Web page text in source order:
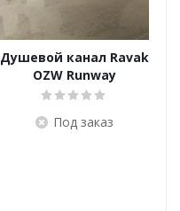
Душевой канал Ravak
OZW Runway
Под заказ